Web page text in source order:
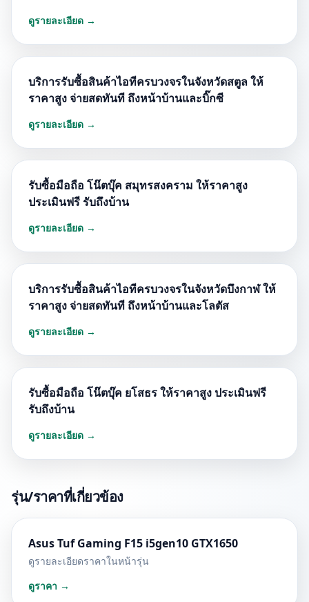
ดูรายละเอียด →
บริการรับซื้อสินค้าไอทีครบวงจรในจังหวัดสตูล ให้
ราคาสูง จ่ายสดทันที ถึงหน้าบ้านและบิ๊กซี
ดูรายละเอียด →
รับซื้อมือถือ โน๊ตบุ๊ค สมุทรสงคราม ให้ราคาสูง
ประเมินฟรี รับถึงบ้าน
ดูรายละเอียด →
บริการรับซื้อสินค้าไอทีครบวงจรในจังหวัดบึงกาฬ ให้
ราคาสูง จ่ายสดทันที ถึงหน้าบ้านและโลตัส
ดูรายละเอียด →
รับซื้อมือถือ โน๊ตบุ๊ค ยโสธร ให้ราคาสูง ประเมินฟรี
รับถึงบ้าน
ดูรายละเอียด →
รุ่น/ราคาที่เกี่ยวข้อง
Asus Tuf Gaming F15 i5gen10 GTX1650
ดูรายละเอียดราคาในหน้ารุ่น
ดูราคา →